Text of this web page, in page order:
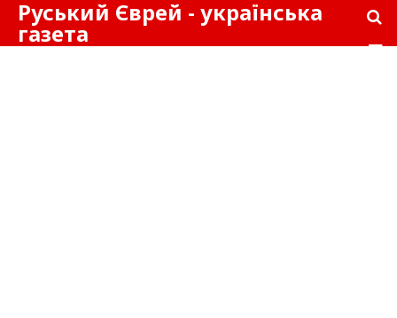
Руський Єврей - українська
газета